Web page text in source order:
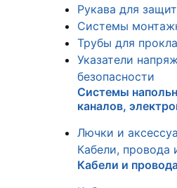
Рукава для
Системы
Трубы для
Указатели
безопасности
Системы
каналов,
Лючки и
Кабели, провода
Кабели и